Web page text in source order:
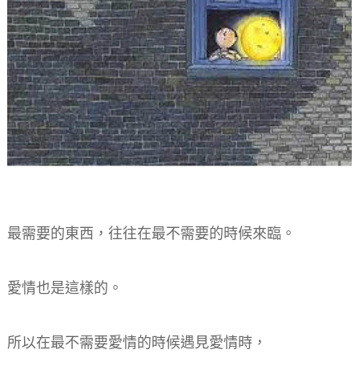
最需要的東西，往往在最不需要的時候來臨。
愛情也是這樣的。
所以在最不需要愛情的時候遇見愛情時，